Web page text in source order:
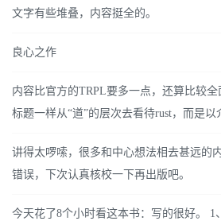
文字有些堆叠，内容挺全的。
良心之作
内容比官方的TRPL要多一点，还算比较
标题一样从“道”的层次去看待rust，而是以
讲得太啰嗦，很多和中心想法相去甚远的
错误，下次认真核校一下再出版吧。
今天花了8个小时看这本书：写的很好。 1